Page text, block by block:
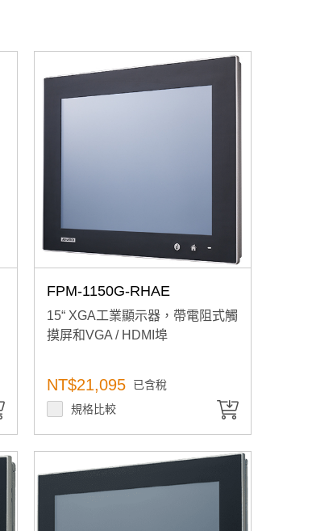
FPM-1150G-RHAE
15“ XGA工業顯示器，帶電阻式觸
摸屏和VGA / HDMI埠
NT$21,095
已含稅
規格比較